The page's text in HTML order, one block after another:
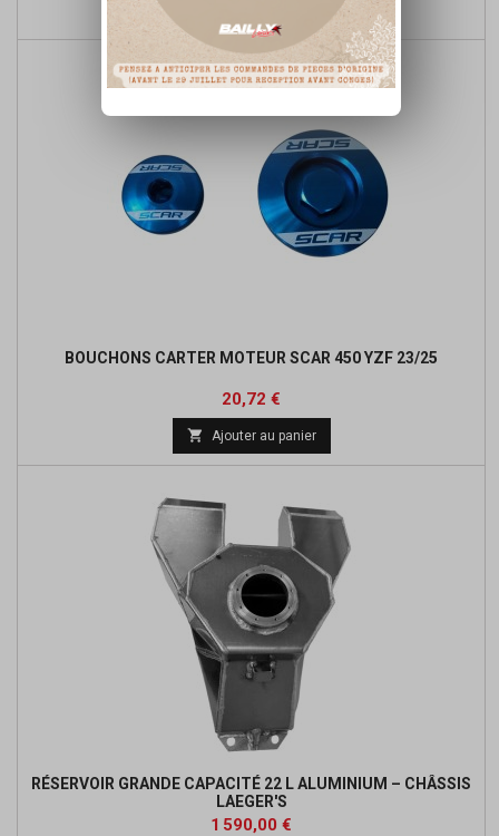
base
BOUCHONS CARTER MOTEUR SCAR 450 YZF 23/25
Prix
20,72 €
base
 Ajouter au panier
RÉSERVOIR GRANDE CAPACITÉ 22 L ALUMINIUM – CHÂSSIS
LAEGER'S
Prix
1 590,00 €